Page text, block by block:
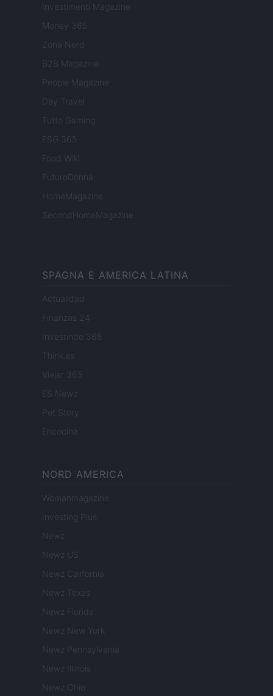
Investimenti Magazine
Money 365
Zona Nerd
B2B Magazine
People Magazine
Day Travel
Tutto Gaming
ESG 365
Food Wiki
FuturoDonna
HomeMagazine
SecondHomeMagazine
SPAGNA E AMERICA LATINA
Actualidad
Finanzas 24
Investindo 365
Think.es
Viajar 365
ES Newz
Pet Story
Encocina
NORD AMERICA
Womanmagazine
Investing Plus
Newz
Newz US
Newz California
Newz Texas
Newz Florida
Newz New York
Newz Pennsylvania
Newz Illinois
Newz Ohio